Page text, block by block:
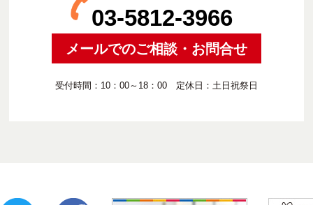
03-5812-3966
メールでのご相談・お問合せ
受付時間：10：00～18：00 定休日：土日祝祭日